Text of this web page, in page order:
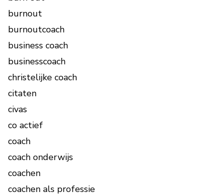
burnout
burnoutcoach
business coach
businesscoach
christelijke coach
citaten
civas
co actief
coach
coach onderwijs
coachen
coachen als professie